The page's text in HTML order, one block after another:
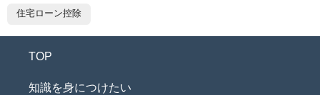
住宅ローン控除
TOP
知識を身につけたい